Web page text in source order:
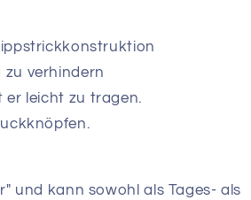
zu verhindern
er leicht zu tragen.
und kann sowohl als Tages- als